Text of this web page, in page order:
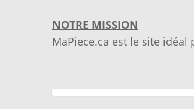
NOTRE MISSION
MaPiece.ca est le site